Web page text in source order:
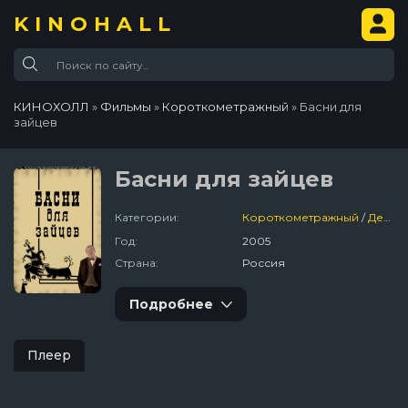
KINOHALL
КИНОХОЛЛ » Фильмы » Короткометражный » Басни для
зайцев
Басни для зайцев
Категории: Короткометражный /Детский
Год:
2005
Страна:
Россия
Подробнее
Плеер